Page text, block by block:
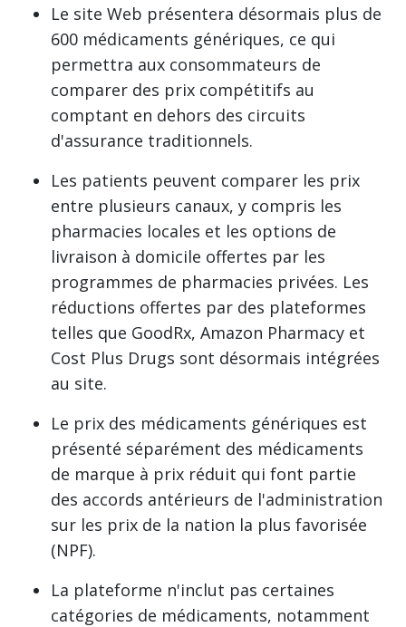
Le site Web présentera désormais plus de
600 médicaments génériques, ce qui
permettra aux consommateurs de
comparer des prix compétitifs au
comptant en dehors des circuits
d'assurance traditionnels.
Les patients peuvent comparer les prix
entre plusieurs canaux, y compris les
pharmacies locales et les options de
livraison à domicile offertes par les
programmes de pharmacies privées. Les
réductions offertes par des plateformes
telles que GoodRx, Amazon Pharmacy et
Cost Plus Drugs sont désormais intégrées
au site.
Le prix des médicaments génériques est
présenté séparément des médicaments
de marque à prix réduit qui font partie
des accords antérieurs de l'administration
sur les prix de la nation la plus favorisée
(NPF).
La plateforme n'inclut pas certaines
catégories de médicaments, notamment